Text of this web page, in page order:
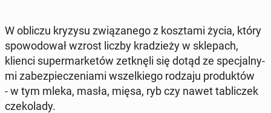
W obliczu kryzysu zwią­za­ne­go z kosz­ta­mi życia, który
spo­wo­do­wał wzrost liczby kra­dzie­ży w skle­pach,
klienci su­per­mar­ke­tów ze­tknę­li się dotąd ze spe­cjal­ny­
mi za­bez­pie­cze­nia­mi wszel­kie­go rodzaju pro­duk­tów
- w tym mleka, masła, mięsa, ryb czy nawet ta­bli­czek
cze­ko­la­dy.